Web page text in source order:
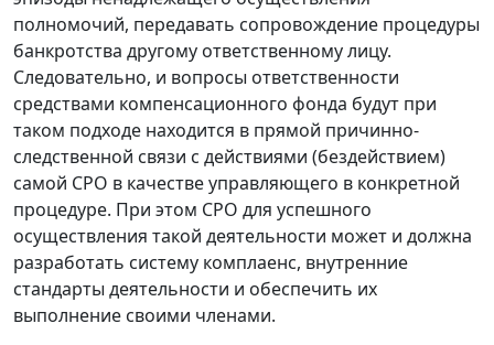
полномочий, передавать сопровождение процедуры
банкротства другому ответственному лицу.
Следовательно, и вопросы ответственности
средствами компенсационного фонда будут при
таком подходе находится в прямой причинно-
следственной связи с действиями (бездействием)
самой СРО в качестве управляющего в конкретной
процедуре. При этом СРО для успешного
осуществления такой деятельности может и должна
разработать систему комплаенс, внутренние
стандарты деятельности и обеспечить их
выполнение своими членами.